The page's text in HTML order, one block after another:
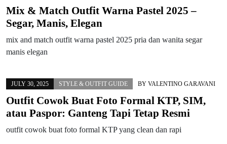
Mix & Match Outfit Warna Pastel 2025 –
Segar, Manis, Elegan
mix and match outfit warna pastel 2025 pria dan wanita segar
manis elegan
JULY 30, 2025 STYLE & OUTFIT GUIDE BY VALENTINO GARAVANI
Outfit Cowok Buat Foto Formal KTP, SIM,
atau Paspor: Ganteng Tapi Tetap Resmi
outfit cowok buat foto formal KTP yang clean dan rapi